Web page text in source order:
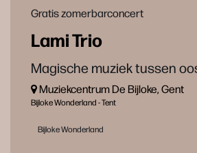
Lami Trio
Magische muziek tussen
Gratis zomerbarconcert
Muziekcentrum De Bijloke, Gent
Bijloke Wonderland - Tent
Bijloke Wonderland